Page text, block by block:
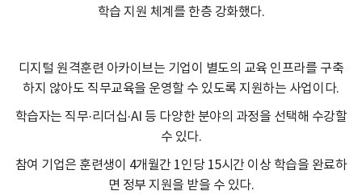
학습 지원 체계를 한층 강화했다.
디지털 원격훈련 아카이브는 기업이 별도의 교육 인프라를 구축
하지 않아도 직무교육을 운영할 수 있도록 지원하는 사업이다.
학습자는 직무·리더십·AI 등 다양한 분야의 과정을 선택해 수강할
수 있다.
참여 기업은 훈련생이 4개월간 1인당 15시간 이상 학습을 완료하
면 정부 지원을 받을 수 있다.